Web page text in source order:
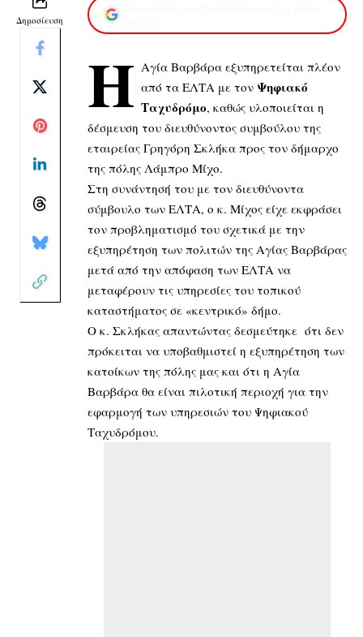
Δημοσίευση
Η Αγία Βαρβάρα εξυπηρετείται πλέον
από τα ΕΛΤΑ με τον Ψηφιακό
Ταχυδρόμο, καθώς υλοποιείται η
δέσμευση του διευθύνοντος συμβούλου της
εταιρείας Γρηγόρη Σκλήκα προς τον δήμαρχο
της πόλης Λάμπρο Μίχο.
Στη συνάντησή του με τον διευθύνοντα
σύμβουλο των ΕΛΤΑ, ο κ. Μίχος είχε εκφράσει
τον προβληματισμό του σχετικά με την
εξυπηρέτηση των πολιτών της Αγίας Βαρβάρας
μετά από την απόφαση των ΕΛΤΑ να
μεταφέρουν τις υπηρεσίες του τοπικού
καταστήματος σε «κεντρικό» δήμο.
Ο κ. Σκλήκας απαντώντας δεσμεύτηκε ότι δεν
πρόκειται να υποβαθμιστεί η εξυπηρέτηση των
κατοίκων της πόλης μας και ότι η Αγία
Βαρβάρα θα είναι πιλοτική περιοχή για την
εφαρμογή των υπηρεσιών του Ψηφιακού
Ταχυδρόμου.